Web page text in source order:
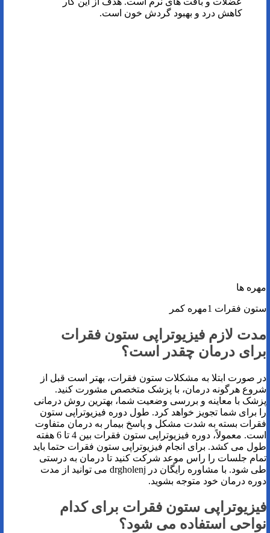
کاهش درد و بهبود گردش خون است.
مهره ها
ستون فقرات 1مهره کمر
مدت لازم فیزیوتراپی ستون فقرات
برای درمان چقدر است؟
در صورت ابتلا به مشکلات ستون فقرات، بهتر است قبل از
شروع هرگونه درمان، با پزشک متخصص مشورت کنید.
پزشک با معاینه و بررسی وضعیت شما، بهترین روش درمانی
را برای شما تجویز خواهد کرد. طول دوره فیزیوتراپی ستون
فقرات بسته به شدت مشکل و پاسخ بیمار به درمان متفاوت
است. معمولاً، دوره فیزیوتراپی ستون فقرات بین 4 تا 6 هفته
طول می کشد. برای انجام فیزیوتراپی ستون فقرات حتما باید
تمام جلسات را راس موعد شرکت کنید تا درمان به درستی
طی شود. با مشاوره رایگان در drgholenj می توانید از مدت
دوره درمان خود متوجه بشوید.
فیزیوتراپی ستون فقرات برای کدام
نواحی استفاده می شود؟